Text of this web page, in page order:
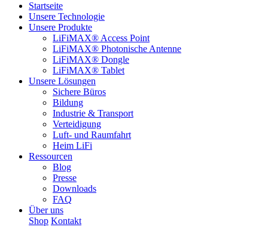
Startseite
Unsere Technologie
Unsere Produkte
LiFiMAX® Access Point
LiFiMAX® Photonische Antenne
LiFiMAX® Dongle
LiFiMAX® Tablet
Unsere Lösungen
Sichere Büros
Bildung
Industrie & Transport
Verteidigung
Luft- und Raumfahrt
Heim LiFi
Ressourcen
Blog
Presse
Downloads
FAQ
Über uns
Shop Kontakt